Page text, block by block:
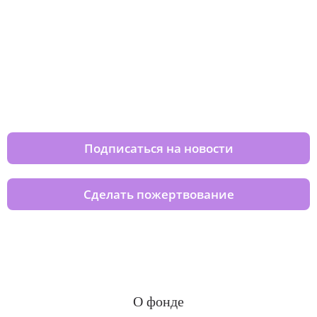
Подписаться на новости
Сделать пожертвование
О фонде